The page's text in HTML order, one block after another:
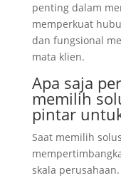
penting dalam
memperkuat
dan fungsional
mata klien.
Apa saja
memilih
pintar
Saat memilih
skala